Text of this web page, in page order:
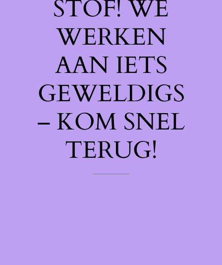
STOF! WE
WERKEN
AAN IETS
GEWELDIGS
– KOM SNEL
TERUG!